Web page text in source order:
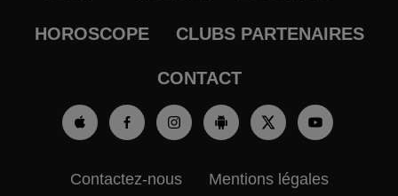
HOROSCOPE CLUBS PARTENAIRES
CONTACT
Contactez-nous Mentions légales